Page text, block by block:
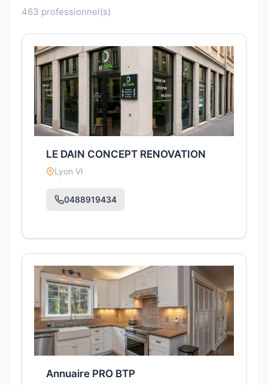
463 professionnel(s)
LE DAIN CONCEPT RENOVATION
Lyon VI
0488919434
Annuaire PRO BTP